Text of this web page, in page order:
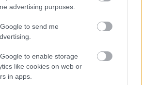
advertising purposes.
to send me
to enable storage
like cookies on web or
in apps.
στα αποτελέσματα
της Google